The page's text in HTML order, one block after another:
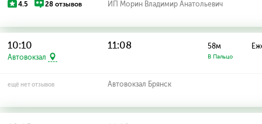
4.5 28 отзывов ИП Морин Владимир Анатольевич
10:10
Автовокзал
11:08 58м
В Пальцо
ещё нет отзывов Автовокзал Брянск